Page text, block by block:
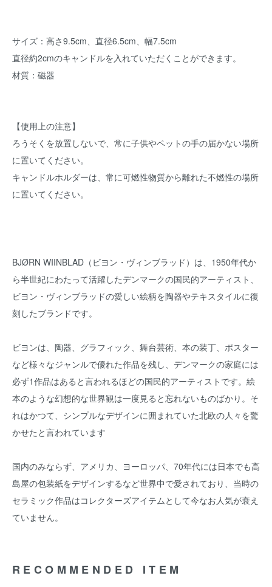
サイズ：高さ9.5cm、直径6.5cm、幅7.5cm
直径約2cmのキャンドルを入れていただくことができます。
材質：磁器
【使用上の注意】
ろうそくを放置しないで、常に子供やペットの手の届かない場所
に置いてください。
キャンドルホルダーは、常に可燃性物質から離れた不燃性の場所
に置いてください。
BJØRN WIINBLAD（ビヨン・ヴィンブラッド）は、1950年代か
ら半世紀にわたって活躍したデンマークの国民的アーティスト、
ビヨン・ヴィンブラッドの愛しい絵柄を陶器やテキスタイルに復
刻したブランドです。
ビヨンは、陶器、グラフィック、舞台芸術、本の装丁、ポスター
など様々なジャンルで優れた作品を残し、デンマークの家庭には
必ず1作品はあると言われるほどの国民的アーティストです。絵
本のような幻想的な世界観は一度見ると忘れないものばかり。そ
れはかつて、シンプルなデザインに囲まれていた北欧の人々を驚
かせたと言われています
国内のみならず、アメリカ、ヨーロッパ、70年代には日本でも高
島屋の包装紙をデザインするなど世界中で愛されており、当時の
セラミック作品はコレクターズアイテムとして今なお人気が衰え
ていません。
RECOMMENDED ITEM